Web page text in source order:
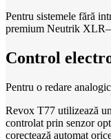
Pentru sistemele fără
premium Neutrik
Control
Pentru o redare
Revox T77 utilizează
controlat prin senzor
corectează automat